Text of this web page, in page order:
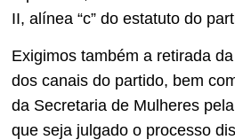
II, alínea “c” do estatuto do
Exigimos também a retirada
dos canais do partido, bem
da Secretaria de Mulheres
que seja julgado o processo